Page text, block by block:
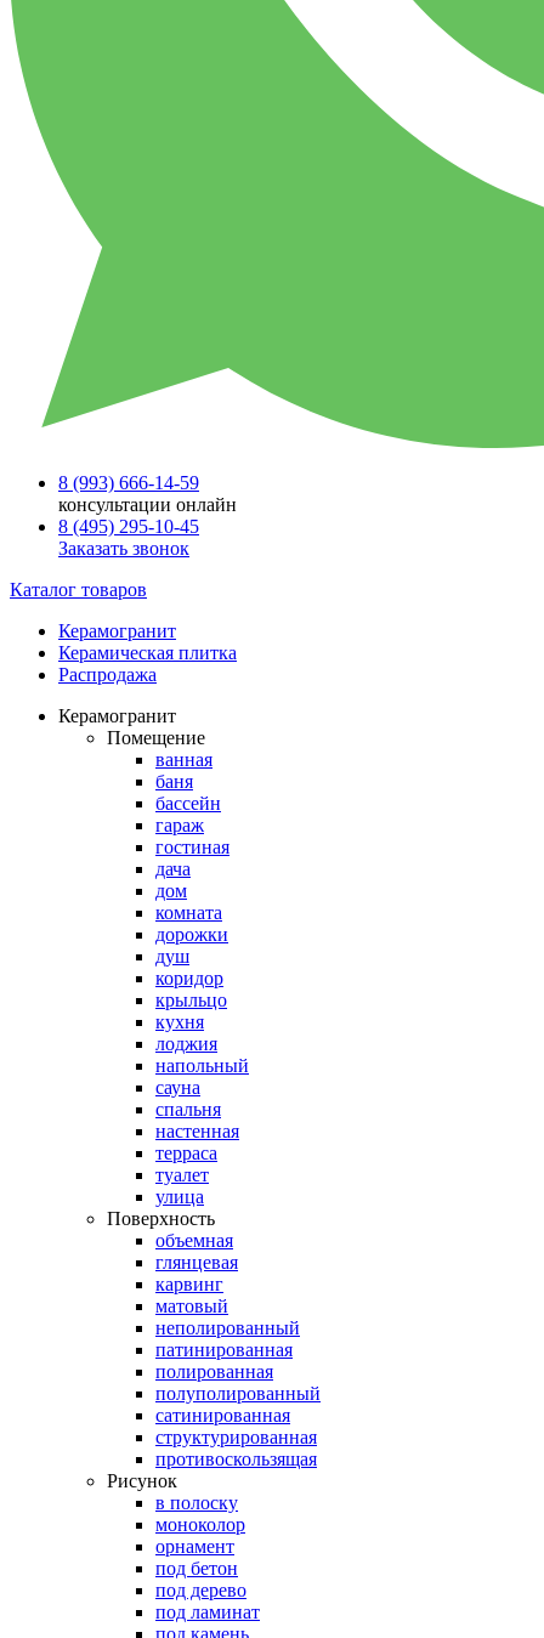
8 (993) 666-14-59
консультации онлайн
8 (495) 295-10-45
Заказать звонок
Каталог товаров
Керамогранит
Керамическая плитка
Распродажа
Керамогранит
Помещение
ванная
баня
бассейн
гараж
гостиная
дача
дом
комната
дорожки
душ
коридор
крыльцо
кухня
лоджия
напольный
сауна
спальня
настенная
терраса
туалет
улица
Поверхность
объемная
глянцевая
карвинг
матовый
неполированный
патинированная
полированная
полуполированный
сатинированная
структурированная
противоскользящая
Рисунок
в полоску
моноколор
орнамент
под бетон
под дерево
под ламинат
под камень